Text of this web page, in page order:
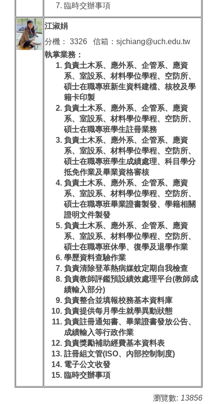
臨時交辦事項
江淑娟
分機： 3326 信箱：sjchiang@uch.edu.tw
執掌業務：
負責土木系、應外系、企管系、應資
系、室設系、材料學位學程、空防所、
碩士在職專班新生資料建檔、核校及學
籍卡印製
負責土木系、應外系、企管系、應資
系、室設系、材料學位學程、空防所、
碩士在職專班學生註冊業務
負責土木系、應外系、企管系、應資
系、室設系、材料學位學程、空防所、
碩士在職專班學生成績處理、科目學分
抵免作業及畢業資格審核
負責土木系、應外系、企管系、應資
系、室設系、材料學位學程、空防所、
碩士在職專班畢業證書製發、學籍相關
證明文件製發
負責土木系、應外系、企管系、應資
系、室設系、材料學位學程、空防所、
碩士在職專班休學、復學及退學作業
學歷資料查驗作業
負責清除登革熱病媒蚊定期自我檢查
負責教師評鑑預設績效處理平台(教師成
績輸入部分)
負責整合並填報校務基本資料庫
負責提供每月學生就學異動狀態
負責註冊通知書、畢業證書發放公告、
成績輸入等行政作業
負責獎勵補助經費基本資料表
註冊組文管(ISO、內部控制制度)
電子公文收發
臨時交辦事項
瀏覽數: 13856